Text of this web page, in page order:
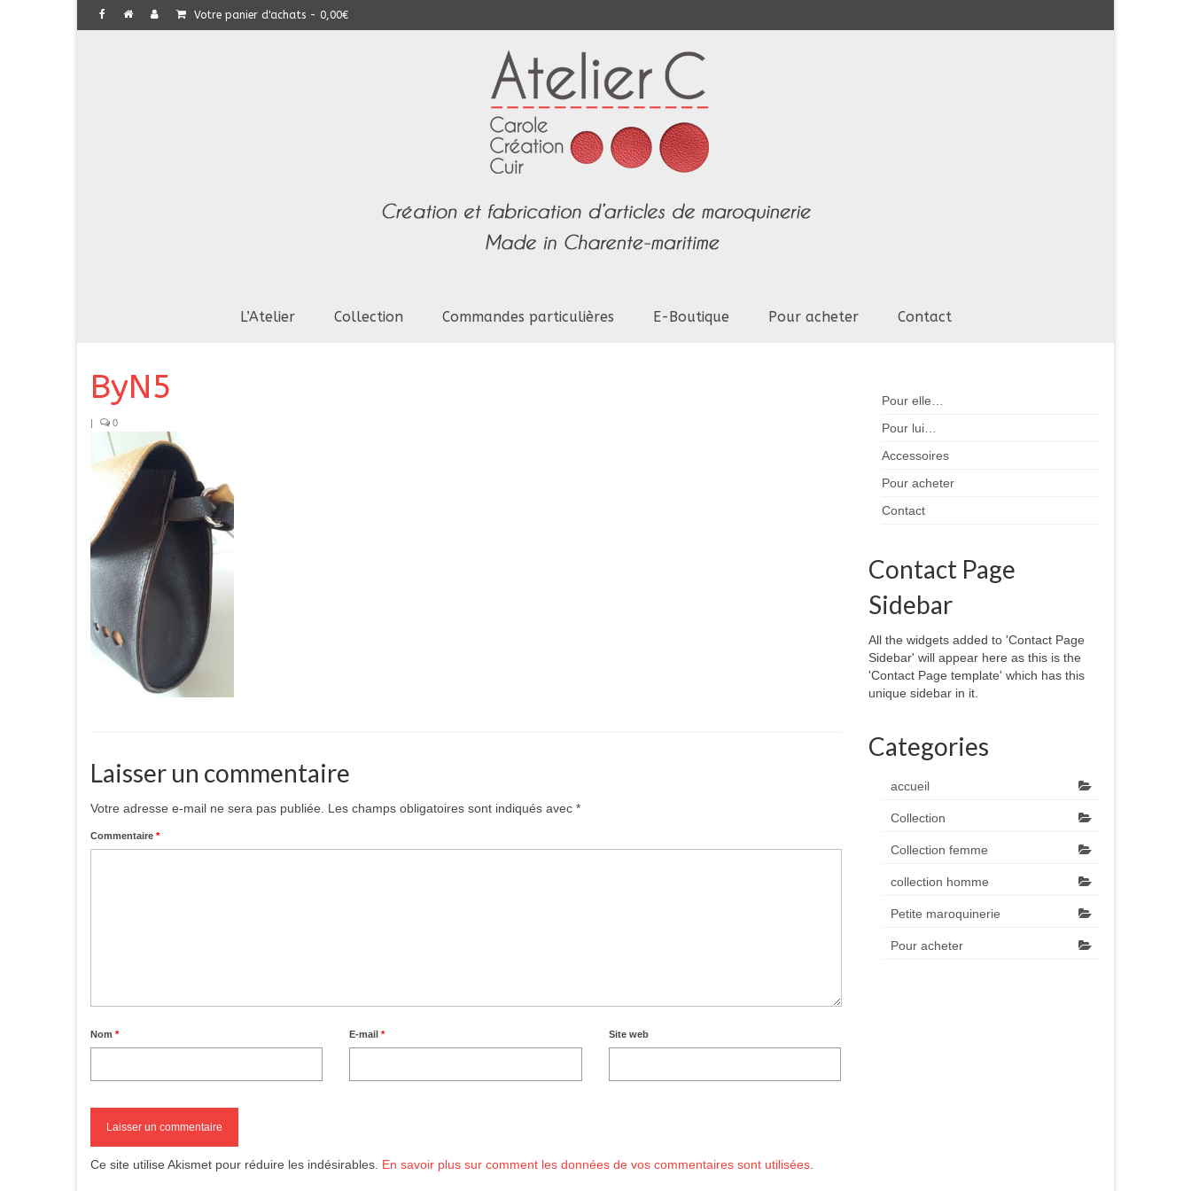
Votre panier d'achats - 0,00€
L’Atelier Collection Commandes particulières E-Boutique Pour acheter Contact
ByN5
| 0
Laisser un commentaire
Votre adresse e-mail ne sera pas publiée. Les champs obligatoires sont indiqués avec *
Commentaire *
Nom * E-mail* Site web
Ce site utilise Akismet pour réduire les indésirables. En savoir plus sur comment les données de vos commentaires sont utilisées
Pour elle…
Pour lui…
Accessoires
Pour acheter
Contact
Contact Page
Sidebar
All the widgets added to 'Contact Page
Sidebar' will appear here as this is the
'Contact Page template' which has this
unique sidebar in it.
Categories
accueil
Collection
Collection femme
collection homme
Petite maroquinerie
Pour acheter